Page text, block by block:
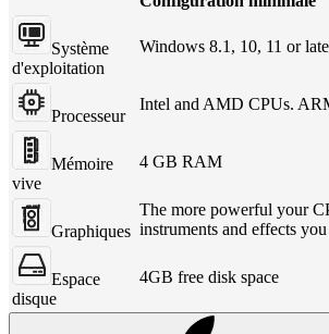
Système
d'exploitation
Windows 8.1, 10, 11 or
Processeur
Intel and AMD CPUs.
Mémoire
vive
4 GB RAM
Graphiques
The more powerful your
instruments and effects
Espace
disque
4GB free disk space